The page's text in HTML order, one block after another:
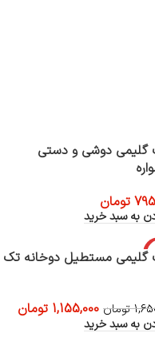
گلیمی دوشی و دستی
تومان
به سبد خرید
- گلیمی مستطیل دوخانه تک
تومان 1,155,000 تومان
به سبد خرید